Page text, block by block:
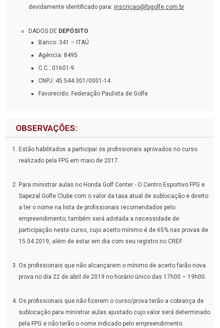
devidamente identificado para:inscricao@fpgolfe.com.br
DADOS DE DEPÓSITO:
Banco: 341 – ITAÚ
Agência: 8495
C.C.: 01601-9
CNPJ: 45.544.301/0001-14
Favorecido: Federação Paulista de Golfe
OBSERVAÇÕES:
Estão habilitados a participar os profissionais aprovados no curso
realizado pela FPG em maio de 2017.
Para ministrar aulas no Honda Golf Center - O Centro Esportivo FPG e
Sapezal Golfe Clube com o valor da taxa atual de sublocação e direito
a ter o nome na lista de profissionais recomendados pelo
empreendimento, também será adotada a necessidade de
participação neste curso, cujo acerto mínimo é de 65% nas provas de
15.04.2019, além de estar em dia com seu registro no CREF.
Os profissionais que não alcançarem o mínimo de acerto farão nova
prova no dia 22 de abril de 2019 no horário único das 17h00 – 19h00.
Os profissionais que não fizerem o curso/prova terão a cobrança de
sublocação para ministrar aulas ajustado cujo valor será determinado
pela FPG e não terão o nome indicado pelo empreendimento.